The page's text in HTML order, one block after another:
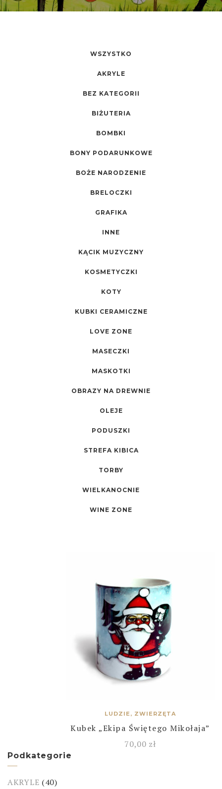
WSZYSTKO
AKRYLE
BEZ KATEGORII
BIŻUTERIA
BOMBKI
BONY PODARUNKOWE
BOŻE NARODZENIE
BRELOCZKI
GRAFIKA
INNE
KĄCIK MUZYCZNY
KOSMETYCZKI
KOTY
KUBKI CERAMICZNE
LOVE ZONE
MASECZKI
MASKOTKI
OBRAZY NA DREWNIE
OLEJE
PODUSZKI
STREFA KIBICA
TORBY
WIELKANOCNIE
WINE ZONE
LUDZIE, ZWIERZĘTA
Kubek „Ekipa Świętego Mikołaja”
70,00 zł
Podkategorie
AKRYLE (40)